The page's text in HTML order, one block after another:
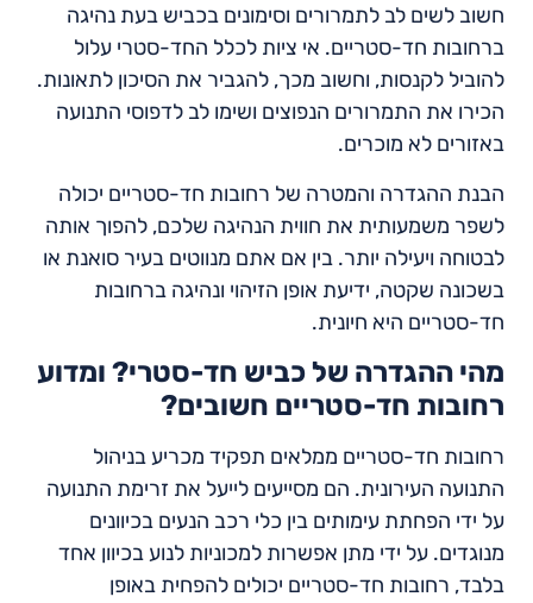
חשוב לשים לב לתמרורים וסימונים בכביש בעת נהיגה
ברחובות חד-סטריים. אי ציות לכלל החד-סטרי עלול
להוביל לקנסות, וחשוב מכך, להגביר את הסיכון לתאונות.
הכירו את התמרורים הנפוצים ושימו לב לדפוסי התנועה
באזורים לא מוכרים.
הבנת ההגדרה והמטרה של רחובות חד-סטריים יכולה
לשפר משמעותית את חווית הנהיגה שלכם, להפוך אותה
לבטוחה ויעילה יותר. בין אם אתם מנווטים בעיר סואנת או
בשכונה שקטה, ידיעת אופן הזיהוי ונהיגה ברחובות
חד-סטריים היא חיונית.
מהי ההגדרה של כביש חד-סטרי? ומדוע
רחובות חד-סטריים חשובים?
רחובות חד-סטריים ממלאים תפקיד מכריע בניהול
התנועה העירונית. הם מסייעים לייעל את זרימת התנועה
על ידי הפחתת עימותים בין כלי רכב הנעים בכיוונים
מנוגדים. על ידי מתן אפשרות למכוניות לנוע בכיוון אחד
בלבד, רחובות חד-סטריים יכולים להפחית באופן